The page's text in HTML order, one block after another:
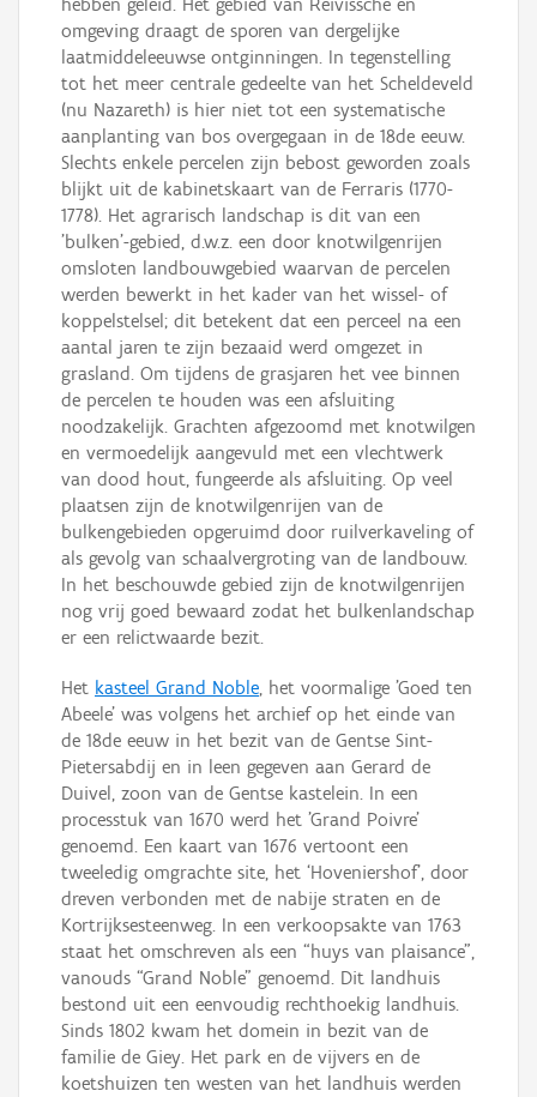
hebben geleid. Het gebied van Reivissche en
omgeving draagt de sporen van dergelijke
laatmiddeleeuwse ontginningen. In tegenstelling
tot het meer centrale gedeelte van het Scheldeveld
(nu Nazareth) is hier niet tot een systematische
aanplanting van bos overgegaan in de 18de eeuw.
Slechts enkele percelen zijn bebost geworden zoals
blijkt uit de kabinetskaart van de Ferraris (1770-
1778). Het agrarisch landschap is dit van een
'bulken'-gebied, d.w.z. een door knotwilgenrijen
omsloten landbouwgebied waarvan de percelen
werden bewerkt in het kader van het wissel- of
koppelstelsel; dit betekent dat een perceel na een
aantal jaren te zijn bezaaid werd omgezet in
grasland. Om tijdens de grasjaren het vee binnen
de percelen te houden was een afsluiting
noodzakelijk. Grachten afgezoomd met knotwilgen
en vermoedelijk aangevuld met een vlechtwerk
van dood hout, fungeerde als afsluiting. Op veel
plaatsen zijn de knotwilgenrijen van de
bulkengebieden opgeruimd door ruilverkaveling of
als gevolg van schaalvergroting van de landbouw.
In het beschouwde gebied zijn de knotwilgenrijen
nog vrij goed bewaard zodat het bulkenlandschap
er een relictwaarde bezit.
Het kasteel Grand Noble, het voormalige 'Goed ten
Abeele' was volgens het archief op het einde van
de 18de eeuw in het bezit van de Gentse Sint-
Pietersabdij en in leen gegeven aan Gerard de
Duivel, zoon van de Gentse kastelein. In een
processtuk van 1670 werd het 'Grand Poivre'
genoemd. Een kaart van 1676 vertoont een
tweeledig omgrachte site, het ‘Hoveniershof’, door
dreven verbonden met de nabije straten en de
Kortrijksesteenweg. In een verkoopsakte van 1763
staat het omschreven als een “huys van plaisance”,
vanouds “Grand Noble” genoemd. Dit landhuis
bestond uit een eenvoudig rechthoekig landhuis.
Sinds 1802 kwam het domein in bezit van de
familie de Giey. Het park en de vijvers en de
koetshuizen ten westen van het landhuis werden